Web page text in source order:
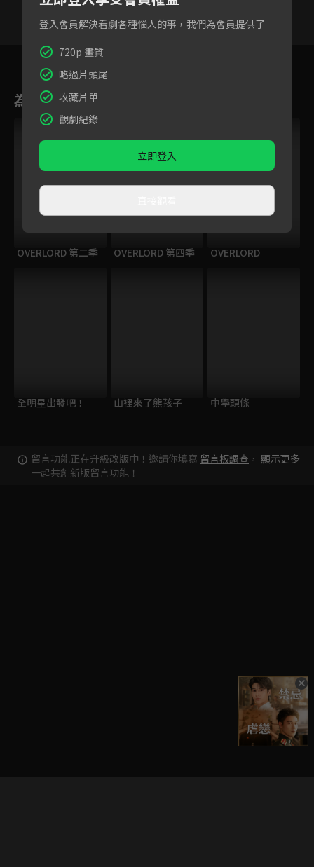
2
為您推薦
OVERLORD 第二季 OVERLORD 第四季 OVERLORD
全明星出發吧！ 山裡來了熊孩子 中學頭條
留言功能正在升級改版中！邀請你填寫 留言板調查 ，
一起共創新版留言功能！
顯示更多
登入會員解決看劇各種惱人的事，我們為會員提供了
720p 畫質
略過片頭尾
收藏片單
觀劇紀錄
立即登入